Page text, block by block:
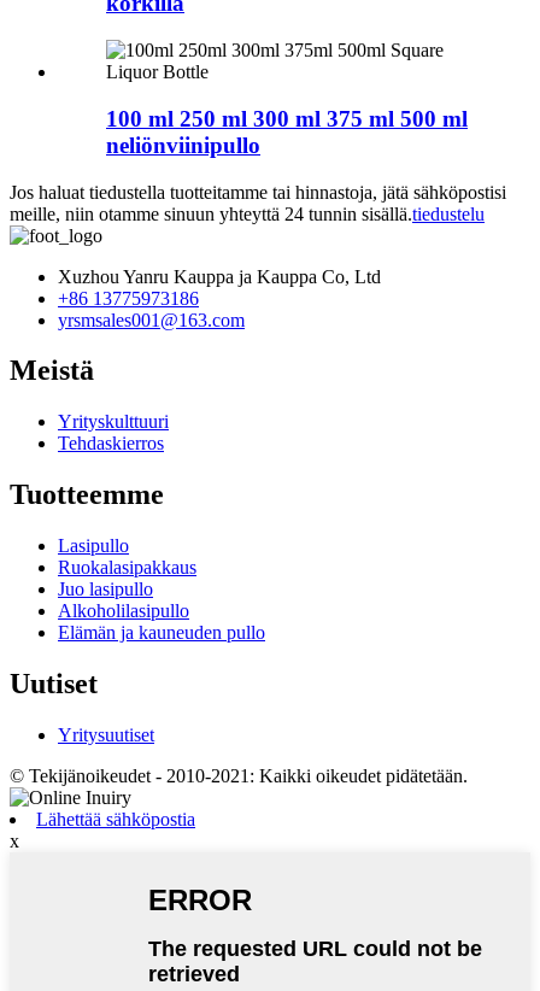
100 ml 250 ml 300 ml 375 ml 500 ml
neliönviinipullo
Jos haluat tiedustella tuotteitamme tai hinnastoja, jätä sähköpostisi
meille, niin otamme sinuun yhteyttä 24 tunnin sisällä.tiedustelu
Xuzhou Yanru Kauppa ja Kauppa Co, Ltd
+86 13775973186
yrsmsales001@163.com
Meistä
Yrityskulttuuri
Tehdaskierros
Tuotteemme
Lasipullo
Ruokalasipakkaus
Juo lasipullo
Alkoholilasipullo
Elämän ja kauneuden pullo
Uutiset
Yritysuutiset
© Tekijänoikeudet - 2010-2021: Kaikki oikeudet pidätetään.
Lähettää sähköpostia
x